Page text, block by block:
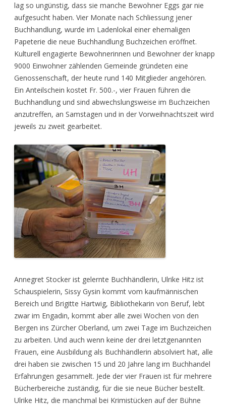
lag so ungünstig, dass sie manche Bewohner Eggs gar nie
aufgesucht haben. Vier Monate nach Schliessung jener
Buchhandlung, wurde im Ladenlokal einer ehemaligen
Papeterie die neue Buchhandlung Buchzeichen eröffnet.
Kulturell engagierte Bewohnerinnen und Bewohner der knapp
9000 Einwohner zählenden Gemeinde gründeten eine
Genossenschaft, der heute rund 140 Mitglieder angehören.
Ein Anteilschein kostet Fr. 500.-, vier Frauen führen die
Buchhandlung und sind abwechslungsweise im Buchzeichen
anzutreffen, an Samstagen und in der Vorweihnachtszeit wird
jeweils zu zweit gearbeitet.
Annegret Stocker ist gelernte Buchhändlerin, Ulrike Hitz ist
Schauspielerin, Sissy Gysin kommt vom kaufmännischen
Bereich und Brigitte Hartwig, Bibliothekarin von Beruf, lebt
zwar im Engadin, kommt aber alle zwei Wochen von den
Bergen ins Zürcher Oberland, um zwei Tage im Buchzeichen
zu arbeiten. Und auch wenn keine der drei letztgenannten
Frauen, eine Ausbildung als Buchhändlerin absolviert hat, alle
drei haben sie zwischen 15 und 20 Jahre lang im Buchhandel
Erfahrungen gesammelt. Jede der vier Frauen ist für mehrere
Bücherbereiche zuständig, für die sie neue Bücher bestellt.
Ulrike Hitz, die manchmal bei Krimistücken auf der Bühne